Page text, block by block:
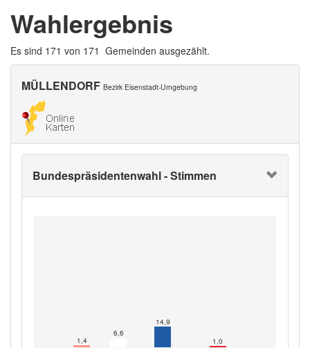
Wahlergebnis
Es sind 171 von 171 Gemeinden ausgezählt.
MÜLLENDORF Bezirk Eisenstadt-Umgebung
Bundespräsidentenwahl - Stimmen
1,4
6,6
14,9
1,0